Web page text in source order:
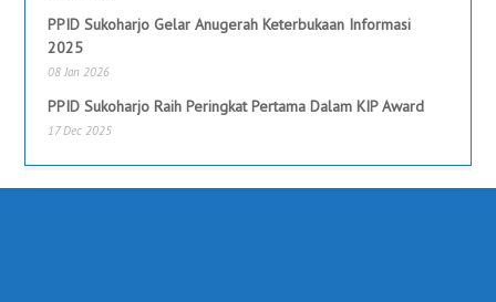
PPID Sukoharjo Gelar Anugerah Keterbukaan Informasi
2025
08 Jan 2026
PPID Sukoharjo Raih Peringkat Pertama Dalam KIP Award
17 Dec 2025